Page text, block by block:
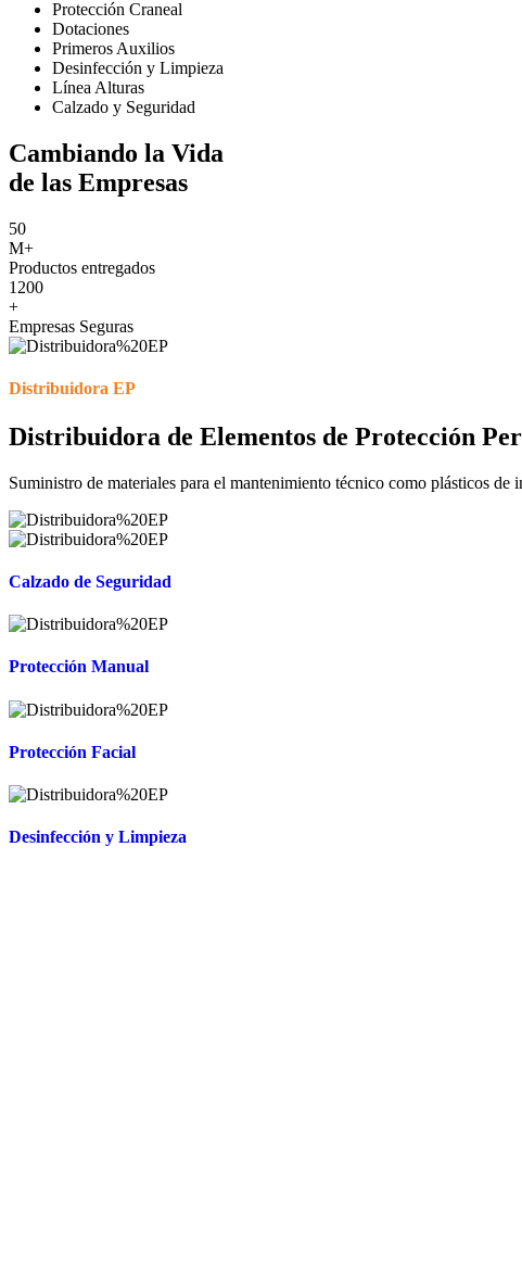
Protección Craneal
Dotaciones
Primeros Auxilios
Desinfección y Limpieza
Línea Alturas
Calzado y Seguridad
Cambiando la Vida
de las Empresas
50
M+
Productos entregados
1200
+
Empresas Seguras
Distribuidora EP
Distribuidora de Elementos de Protección
Suministro de materiales para el mantenimiento técnico como plásticos
Calzado de Seguridad
Protección Manual
Protección Facial
Desinfección y Limpieza